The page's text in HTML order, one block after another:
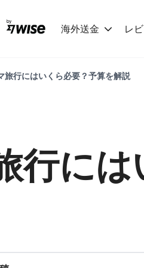
海外送金 レ
旅行にはいくら必要？予算を解説
行に